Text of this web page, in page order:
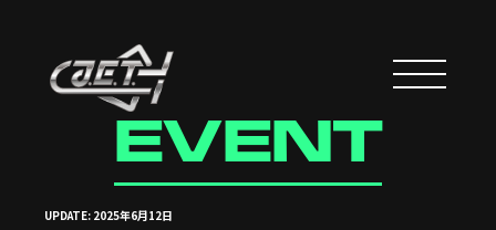
EVENT
UPDATE: 2025年6月12日